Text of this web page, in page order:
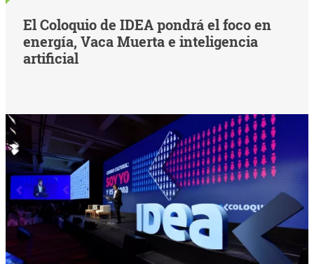
El Coloquio de IDEA pondrá el foco en
energía, Vaca Muerta e inteligencia
artificial